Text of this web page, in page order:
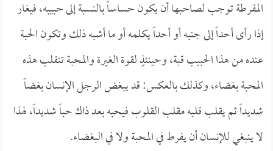
المفرطة توجب لصاحبها أن يكون حساساً بالنسبة إلى حبيبه، فيغار
إذا رأى أحداً إلى جنبه أو أحداً يكلمه أو ما أشبه ذلك وتكون الحبة
عنده من هذا الحبيب قبة، وحينئذٍ لقوة الغيرة والمحبة تنقلب هذه
المحبة بغضاء، وكذلك بالعكس: قد يبغض الرجل الإنسان بغضاً
شديداً ثم يقلب قلبه مقلب القلوب فيحبه بعد ذاك حباً شديداً، لهذا
لا ينبغي للإنسان أن يفرط في المحبة ولا في البغضاء.